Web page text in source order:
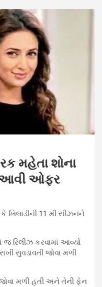
મહેતા શોના
આવી ઓફર
કે ખિલાડીની 11 મી સીઝનને
રિલીઝ કરવામાં આવ્યો
સુવડાવતી જોવા મળી
જોવા મળી હતી અને તેની ફેન